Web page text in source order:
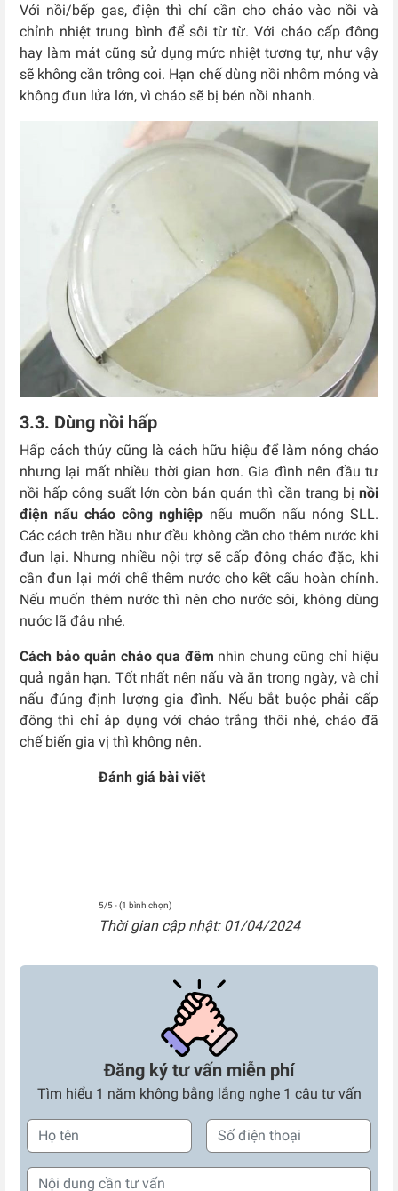
Với nồi/bếp gas, điện thì chỉ cần cho cháo vào nồi và
chỉnh nhiệt trung bình để sôi từ từ. Với cháo cấp đông
hay làm mát cũng sử dụng mức nhiệt tương tự, như vậy
sẽ không cần trông coi. Hạn chế dùng nồi nhôm mỏng và
không đun lửa lớn, vì cháo sẽ bị bén nồi nhanh.
3.3. Dùng nồi hấp
Hấp cách thủy cũng là cách hữu hiệu để làm nóng cháo
nhưng lại mất nhiều thời gian hơn. Gia đình nên đầu tư
nồi hấp công suất lớn còn bán quán thì cần trang bị nồi
điện nấu cháo công nghiệp nếu muốn nấu nóng SLL.
Các cách trên hầu như đều không cần cho thêm nước khi
đun lại. Nhưng nhiều nội trợ sẽ cấp đông cháo đặc, khi
cần đun lại mới chế thêm nước cho kết cấu hoàn chỉnh.
Nếu muốn thêm nước thì nên cho nước sôi, không dùng
nước lã đâu nhé.
Cách bảo quản cháo qua đêm nhìn chung cũng chỉ hiệu
quả ngắn hạn. Tốt nhất nên nấu và ăn trong ngày, và chỉ
nấu đúng định lượng gia đình. Nếu bắt buộc phải cấp
đông thì chỉ áp dụng với cháo trắng thôi nhé, cháo đã
chế biến gia vị thì không nên.
Đánh giá bài viết
5/5 - (1 bình chọn)
Thời gian cập nhật: 01/04/2024
Đăng ký tư vấn miễn phí
Tìm hiểu 1 năm không bằng lắng nghe 1 câu tư vấn